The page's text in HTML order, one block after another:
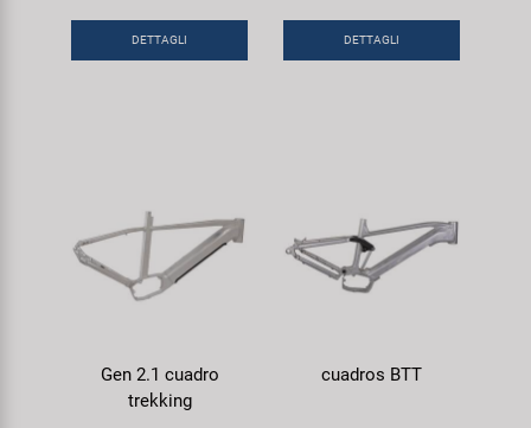
DETTAGLI DETTAGLI
Gen 2.1 cuadro
trekking
cuadros BTT